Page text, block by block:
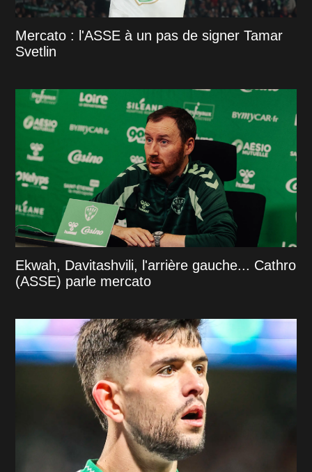
Mercato : l'ASSE à un pas de signer Tamar
Svetlin
Ekwah, Davitashvili, l'arrière gauche... Cathro
(ASSE) parle mercato